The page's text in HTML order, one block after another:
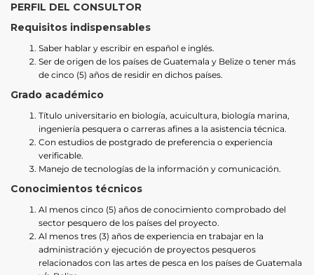
PERFIL DEL CONSULTOR
Requisitos indispensables
Saber hablar y escribir en español e inglés.
Ser de origen de los países de Guatemala y Belize o tener más
de cinco (5) años de residir en dichos países.
Grado académico
Título universitario en biología, acuicultura, biología marina,
ingeniería pesquera o carreras afines a la asistencia técnica.
Con estudios de postgrado de preferencia o experiencia
verificable.
Manejo de tecnologías de la información y comunicación.
Conocimientos técnicos
Al menos cinco (5) años de conocimiento comprobado del
sector pesquero de los países del proyecto.
Al menos tres (3) años de experiencia en trabajar en la
administración y ejecución de proyectos pesqueros
relacionados con las artes de pesca en los países de Guatemala